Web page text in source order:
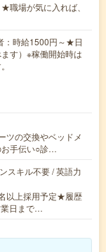
場が気に入れば、
：時給1500円～★日
す）※稼働開始時は
の交換やベッドメ
お手伝い○診…
スキル不要 / 英語力
以上採用予定★履歴
日まで…